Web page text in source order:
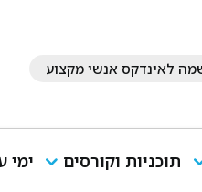
לאינדקס אנשי מקצוע
תוכניות וקורסים ימי